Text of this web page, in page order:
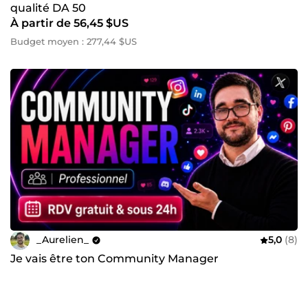
qualité DA 50
À partir de 56,45 $US
Budget moyen : 277,44 $US
_Aurelien_ 5,0 (8)
Je vais être ton Community Manager